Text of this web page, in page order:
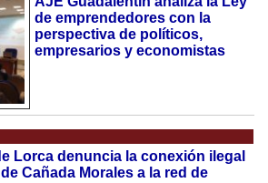
de emprendedores con la
perspectiva de políticos,
empresarios y economistas
Lorca denuncia la conexión ilegal
Cañada Morales a la red de